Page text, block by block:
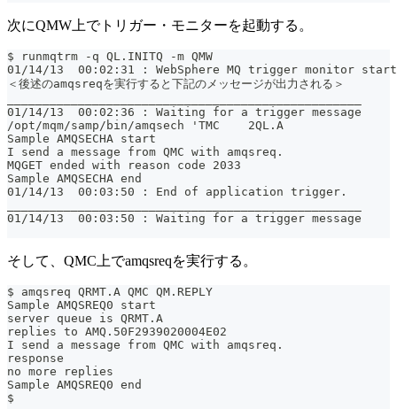
次にQMW上でトリガー・モニターを起動する。
$ runmqtrm -q QL.INITQ -m QMW
01/14/13  00:02:31 : WebSphere MQ trigger monitor
＜後述のamqsreqを実行すると下記のメッセージが出力される＞
01/14/13  00:02:36 : Waiting for a trigger message
/opt/mqm/samp/bin/amqsech 'TMC
Sample AMQSECHA start
I send a message from QMC with amqsreq.
MQGET ended with reason code 2033
Sample AMQSECHA end
01/14/13  00:03:50 : End of application trigger.
01/14/13  00:03:50 : Waiting for a trigger message
そして、QMC上でamqsreqを実行する。
$ amqsreq QRMT.A QMC QM.REPLY
Sample AMQSREQ0 start
server queue is QRMT.A
replies to AMQ.50F2939020004E02
I send a message from QMC with amqsreq.
response
no more replies
Sample AMQSREQ0 end
$